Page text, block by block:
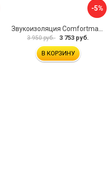
-5%
3 950 руб. 3 753 руб.
В КОРЗИНУ